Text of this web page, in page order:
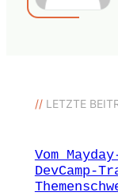
//LETZTE
Vom
DevCamp-